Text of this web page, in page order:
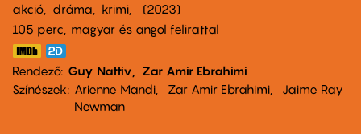
akció dráma krimi
2023
105 perc,
magyar és angol felirattal
Rendező Guy Nattiv
Zar Amir Ebrahimi
Színészek
Arienne Mandi Zar Amir Ebrahimi
Jaime Ray
Newman